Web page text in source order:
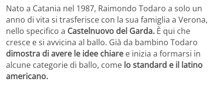
Nato a Catania nel 1987, Raimondo Todaro a solo un
anno di vita si trasferisce con la sua famiglia a Verona,
nello specifico a Castelnuovo del Garda. È qui che
cresce e si avvicina al ballo. Già da bambino Todaro
dimostra di avere le idee chiare e inizia a formarsi in
alcune categorie di ballo, come lo standard e il latino
americano.